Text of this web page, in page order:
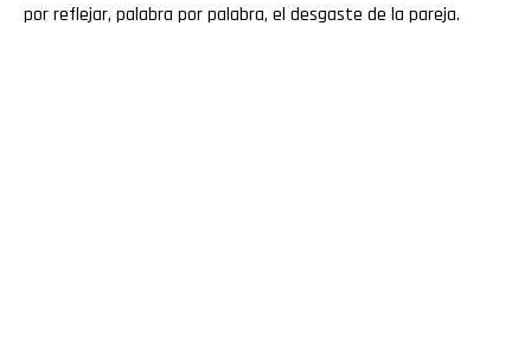
por reflejar, palabra por palabra, el desgaste de la pareja.